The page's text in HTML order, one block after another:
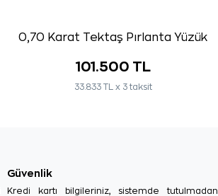
0,70 Karat Tektaş Pırlanta Yüzük
101.500 TL
33.833 TL x 3 taksit
Güvenlik
Kredi kartı bilgileriniz, sistemde tutulmadan